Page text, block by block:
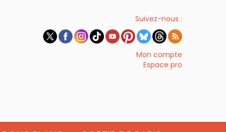
Suivez-nous :
Mon compte
Espace pro